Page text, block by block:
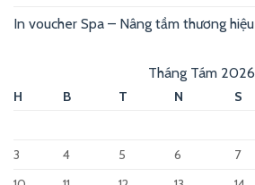
In voucher Spa – Nâng tầm thương hiệu
Tháng Tám 2026
H B T N S
3
4 5 6 7